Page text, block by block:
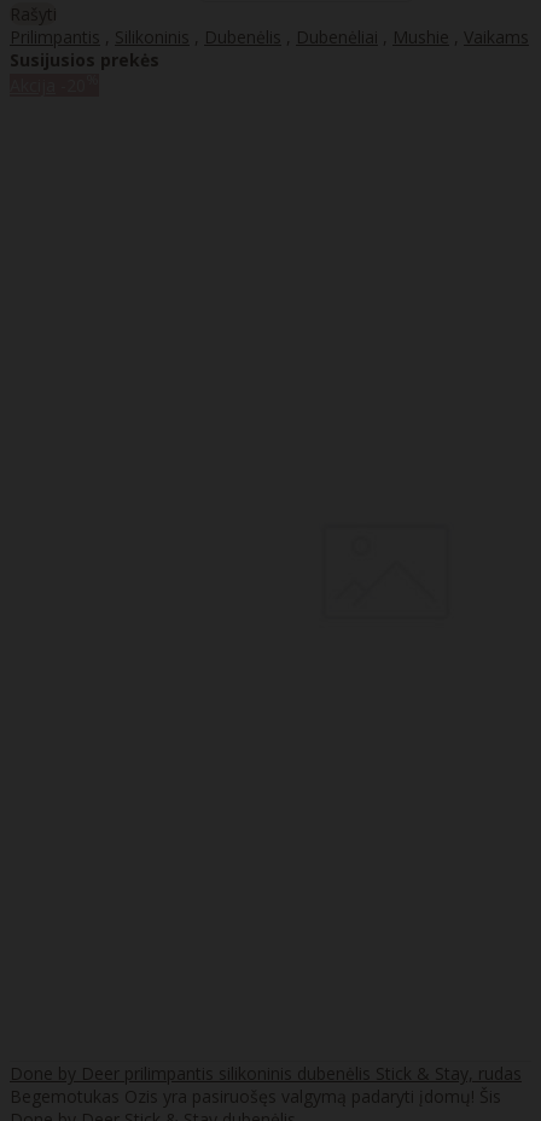
Rašyti
Prilimpantis
Silikoninis Dubenėlis Dubenėliai Mushie
Vaikams
Susijusios prekės
Done by Deer prilimpantis silikoninis dubenėlis Stick & Stay, rudas
Begemotukas Ozis yra pasiruošęs valgymą padaryti įdomų! Šis